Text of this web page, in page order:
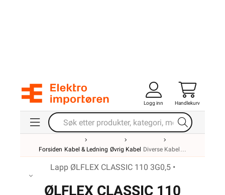
Logg inn Handlekurv
Forsiden Kabel & Ledning Øvrig Kabel Diverse Kabel
Lapp ØLFLEX CLASSIC 110 3G0,5 •
ØLFLEX CLASSIC 110